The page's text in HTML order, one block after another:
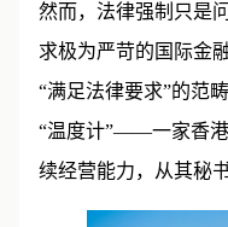
然而，法律强制只是
求极为严苛的国际金
“满足法律要求”的范
“温度计”——一家香
续经营能力，从其秘